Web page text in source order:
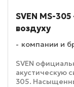
SVEN MS-
воздуху
компании и
SVEN
акустическую
305.